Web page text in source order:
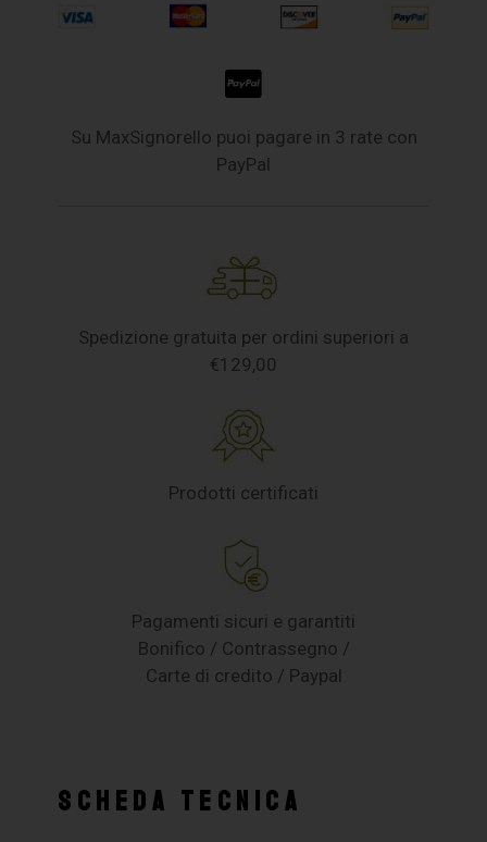
Su MaxSignorello puoi pagare in 3 rate con
PayPal
Spedizione gratuita per ordini superiori a
€129,00
Prodotti certificati
Pagamenti sicuri e garantiti
Bonifico / Contrassegno /
Carte di credito / Paypal
SCHEDA TECNICA